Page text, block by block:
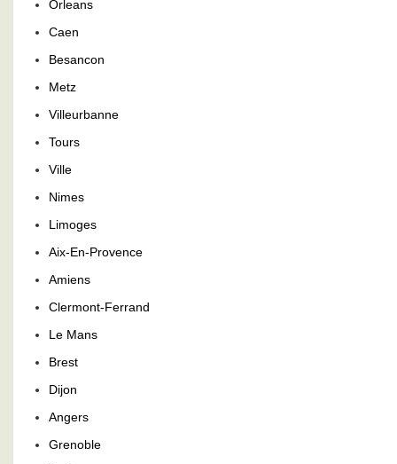
Orleans
Caen
Besancon
Metz
Villeurbanne
Tours
Ville
Nimes
Limoges
Aix-En-Provence
Amiens
Clermont-Ferrand
Le Mans
Brest
Dijon
Angers
Grenoble